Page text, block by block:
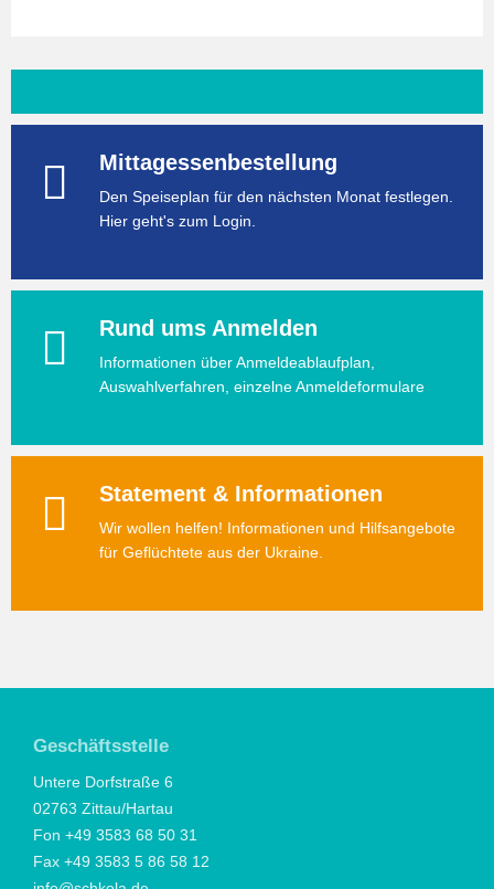
Mittagessenbestellung
Den Speiseplan für den nächsten Monat festlegen.
Hier geht's zum Login.
Rund ums Anmelden
Informationen über Anmeldeablaufplan,
Auswahlverfahren, einzelne Anmeldeformulare
Statement & Informationen
Wir wollen helfen! Informationen und Hilfsangebote
für Geflüchtete aus der Ukraine.
Geschäftsstelle
Untere Dorfstraße 6
02763 Zittau/Hartau
Fon +49 3583 68 50 31
Fax +49 3583 5 86 58 12